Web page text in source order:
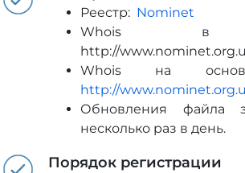
Реестр: Nominet
Whois в
http://
Whois на
http://
Обновления файла
несколько раз в день.
Порядок регистрации